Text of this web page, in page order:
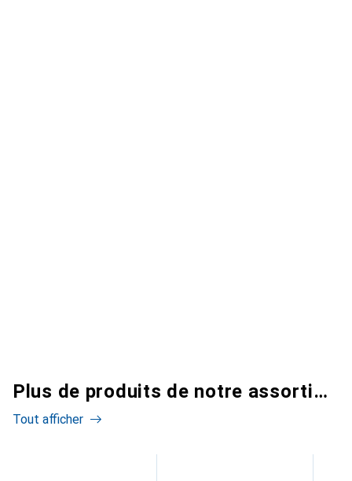
Plus de produits de notre assortiment
Tout afficher